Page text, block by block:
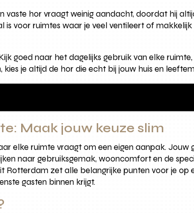
hor vraagt weinig aandacht, doordat hij
is voor ruimtes waar je veel ventileert of
goed naar het dagelijks gebruik van elke
je altijd de hor die echt bij jouw huis en
Maak jouw keuze slim
elke ruimte vraagt om een eigen aanpak. Jouw
naar gebruiksgemak, wooncomfort en de
zet alle belangrijke punten voor je op
gasten binnen krijgt.